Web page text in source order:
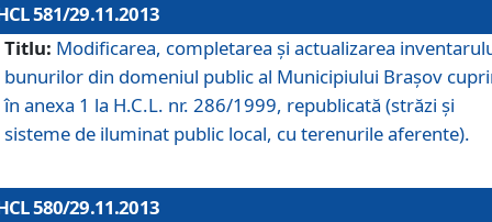
581/29.11.2013
Titlu: Modificarea, completarea şi actualizarea
bunurilor din domeniul public al Municipiului Braşov
în anexa 1 la H.C.L. nr. 286/1999, republicată (străzi şi
sisteme de iluminat public local, cu terenurile aferente).
580/29.11.2013